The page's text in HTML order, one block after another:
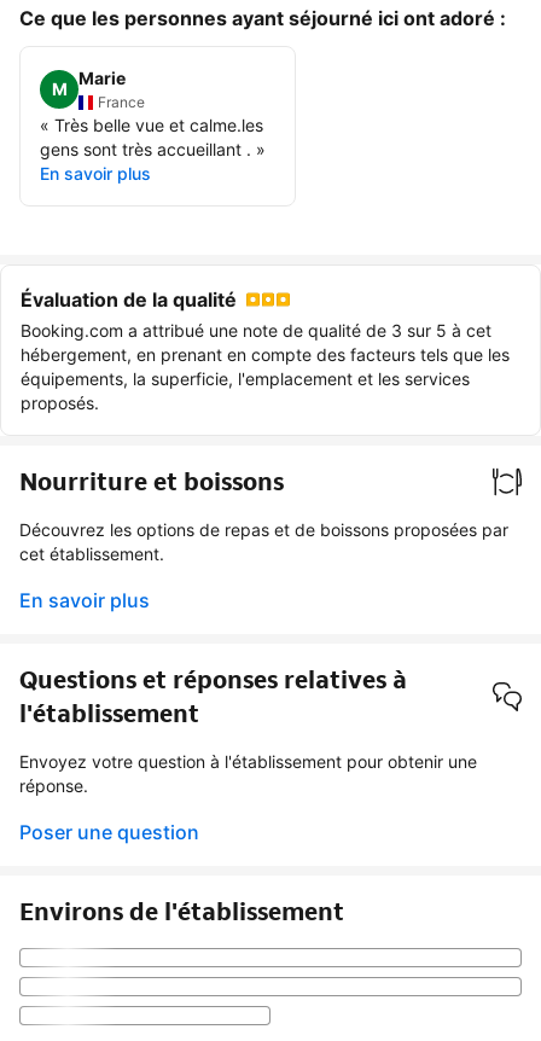
Ce que les personnes ayant séjourné ici ont adoré :
M
Marie
France
« Très belle vue et calme.les
gens sont très accueillant . »
En savoir plus
Évaluation de la qualité
Booking.com a attribué une note de qualité de 3 sur 5 à cet
hébergement, en prenant en compte des facteurs tels que les
équipements, la superficie, l'emplacement et les services
proposés.
Nourriture et boissons
Découvrez les options de repas et de boissons proposées par
cet établissement.
En savoir plus
Questions et réponses relatives à
l'établissement
Envoyez votre question à l'établissement pour obtenir une
réponse.
Poser une question
Environs de l'établissement